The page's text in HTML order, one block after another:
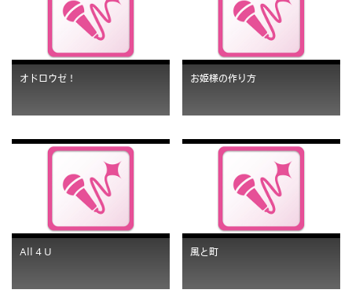
オドロウゼ！ お姫様の作り方
All 4 U 風と町